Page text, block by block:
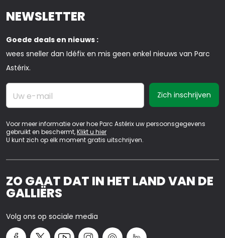
ZO GAAT DAT IN HET LAND VAN DE
GALLIËRS
Volg ons op sociale media
NEWSLETTER
Goede deals en nieuws :
wees sneller dan Idéfix en mis geen enkel nieuws van Parc
Astérix.
Uw e-mail
Voor meer informatie over hoe Parc Astérix uw persoonsgegevens
gebruikt en beschermt,Klikt u hier
U kunt zich op elk moment gratis uitschrijven.